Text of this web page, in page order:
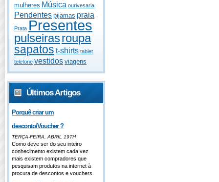
mulheres Música ourivesaria
Pendentes pijamas praia
Prata Presentes
pulseirasroupa
sapatos t-shirts tablet
telefone vestidos viagens
Últimos Artigos
Porquê criar um
desconto/Voucher ?
TERÇA-FEIRA, ABRIL 19TH
Como deve ser do seu inteiro
conhecimento existem cada vez
mais existem compradores que
pesquisam produtos na internet à
procura de descontos e vouchers.